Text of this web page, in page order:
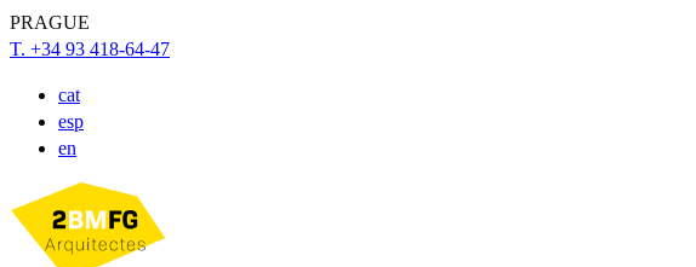
PRAGUE
T. +34 93 418-64-47
cat
esp
en